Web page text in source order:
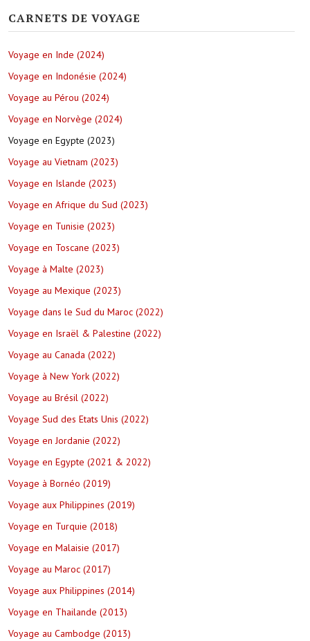
CARNETS DE VOYAGE
Voyage en Inde (2024)
Voyage en Indonésie (2024)
Voyage au Pérou (2024)
Voyage en Norvège (2024)
Voyage en Egypte (2023)
Voyage au Vietnam (2023)
Voyage en Islande (2023)
Voyage en Afrique du Sud (2023)
Voyage en Tunisie (2023)
Voyage en Toscane (2023)
Voyage à Malte (2023)
Voyage au Mexique (2023)
Voyage dans le Sud du Maroc (2022)
Voyage en Israël & Palestine (2022)
Voyage au Canada (2022)
Voyage à New York (2022)
Voyage au Brésil (2022)
Voyage Sud des Etats Unis (2022)
Voyage en Jordanie (2022)
Voyage en Egypte (2021 & 2022)
Voyage à Bornéo (2019)
Voyage aux Philippines (2019)
Voyage en Turquie (2018)
Voyage en Malaisie (2017)
Voyage au Maroc (2017)
Voyage aux Philippines (2014)
Voyage en Thailande (2013)
Voyage au Cambodge (2013)